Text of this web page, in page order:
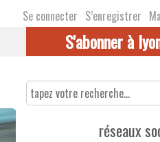
Se connecter S’enregistrer
S'abonner à
réseaux